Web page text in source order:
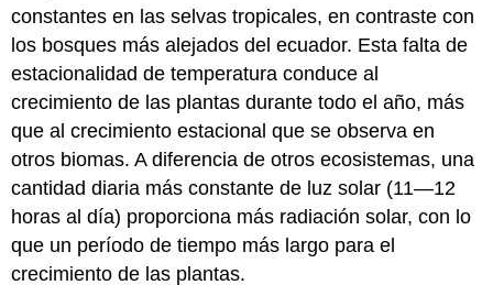
constantes en las selvas tropicales, en contraste con
los bosques más alejados del ecuador. Esta falta de
estacionalidad de temperatura conduce al
crecimiento de las plantas durante todo el año, más
que al crecimiento estacional que se observa en
otros biomas. A diferencia de otros ecosistemas, una
cantidad diaria más constante de luz solar (11—12
horas al día) proporciona más radiación solar, con lo
que un período de tiempo más largo para el
crecimiento de las plantas.